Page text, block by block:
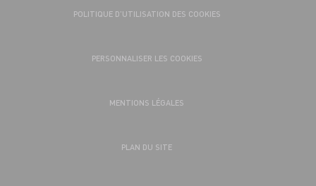
POLITIQUE D’UTILISATION DES COOKIES
PERSONNALISER LES COOKIES
MENTIONS LÉGALES
PLAN DU SITE